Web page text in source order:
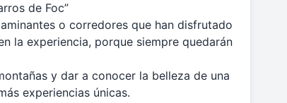
de Foc”
o corredores que han disfrutado
la experiencia, porque siempre quedarán
y dar a conocer la belleza de una
experiencias únicas.